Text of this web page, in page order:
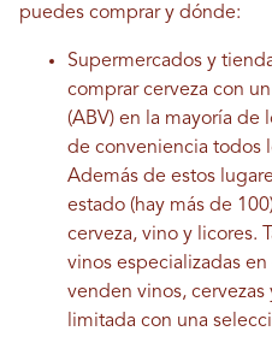
puedes comprar y dónde:
Supermercados y
comprar cerveza con
(ABV) en la mayoría de
de conveniencia todos
Además de estos
estado (hay más de
cerveza, vino y licores.
vinos especializadas
venden vinos,
limitada con una